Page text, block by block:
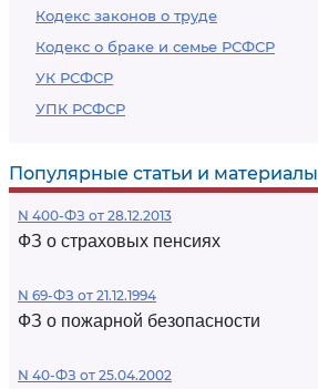
Кодекс законов о труде
Кодекс о браке и семье РСФСР
УК РСФСР
УПК РСФСР
Популярные статьи и материалы
N 400-ФЗ от 28.12.2013
ФЗ о страховых пенсиях
N 69-ФЗ от 21.12.1994
ФЗ о пожарной безопасности
N 40-ФЗ от 25.04.2002